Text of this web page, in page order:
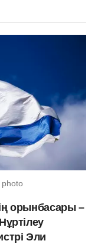
орынбасары –
Эли